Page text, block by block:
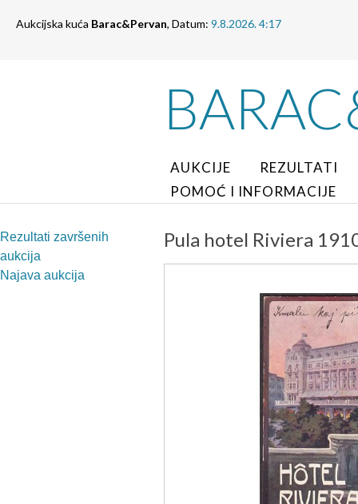
Aukcijska kuća Barac&Pervan, Datum: 9.8.2026. 4:17
AUKCIJE
REZULTATI
POMOĆ I INFORMACIJE
Rezultati završenih
aukcija
Najava aukcija
Pula hotel Riviera